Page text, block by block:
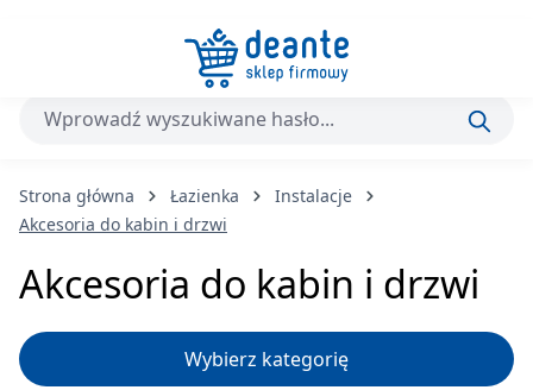
Przejdź do głównej zawartości
Strona główna Łazienka
Instalacje
Akcesoria do kabin i drzwi
Akcesoria do kabin i drzwi
Wybierz kategorię